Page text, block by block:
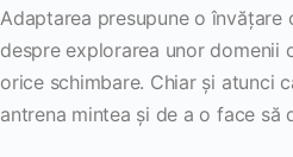
Adaptarea presupune o
despre explorarea unor domenii
orice schimbare. Chiar și atunci
antrena mintea și de a o face să